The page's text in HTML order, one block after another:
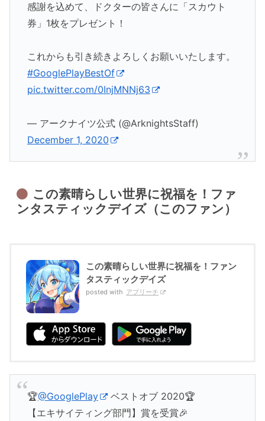
感謝を込めて、ドクターの皆さんに「スカウト
券」1枚をプレゼント！
これからも引き続きよろしくお願いいたします。
#GooglePlayBestOf
pic.twitter.com/0InjMNNj63
— アークナイツ公式 (@ArknightsStaff)
December 1, 2020
この素晴らしい世界に祝福を！ファ
ンタスティックデイズ（このファン）
この素晴らしい世界に祝福を！ファン
タスティックデイズ
posted with アプリーチ
🏆@GooglePlay
ベストオブ 2020🏆
【エキサイティング部門】賞を受賞🎉